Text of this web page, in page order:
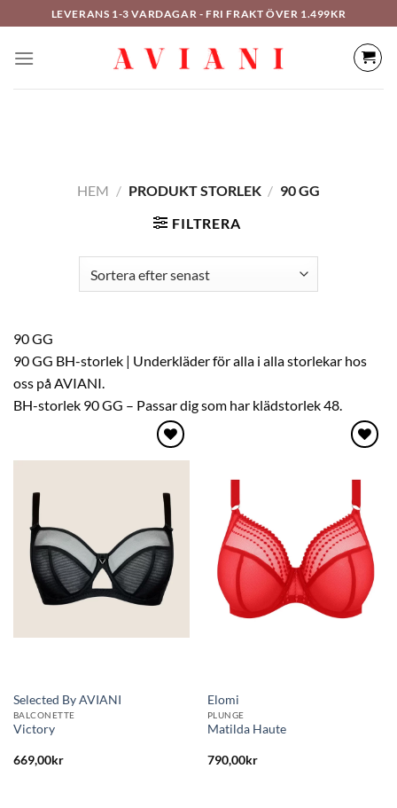
till
innehåll
LEVERANS 1-3 VARDAGAR - FRI FRAKT ÖVER 1.499KR
HEM / PRODUKT STORLEK / 90 GG
FILTRERA
90 GG
90 GG BH-storlek | Underkläder för alla i alla storlekar hos
oss på AVIANI.
BH-storlek 90 GG – Passar dig som har klädstorlek 48.
till i
önskelistan
Selected By AVIANI
BALCONETTE
Victory
669,00kr
Lägg
önskelistan
Elomi
PLUNGE
Matilda Haute
790,00kr